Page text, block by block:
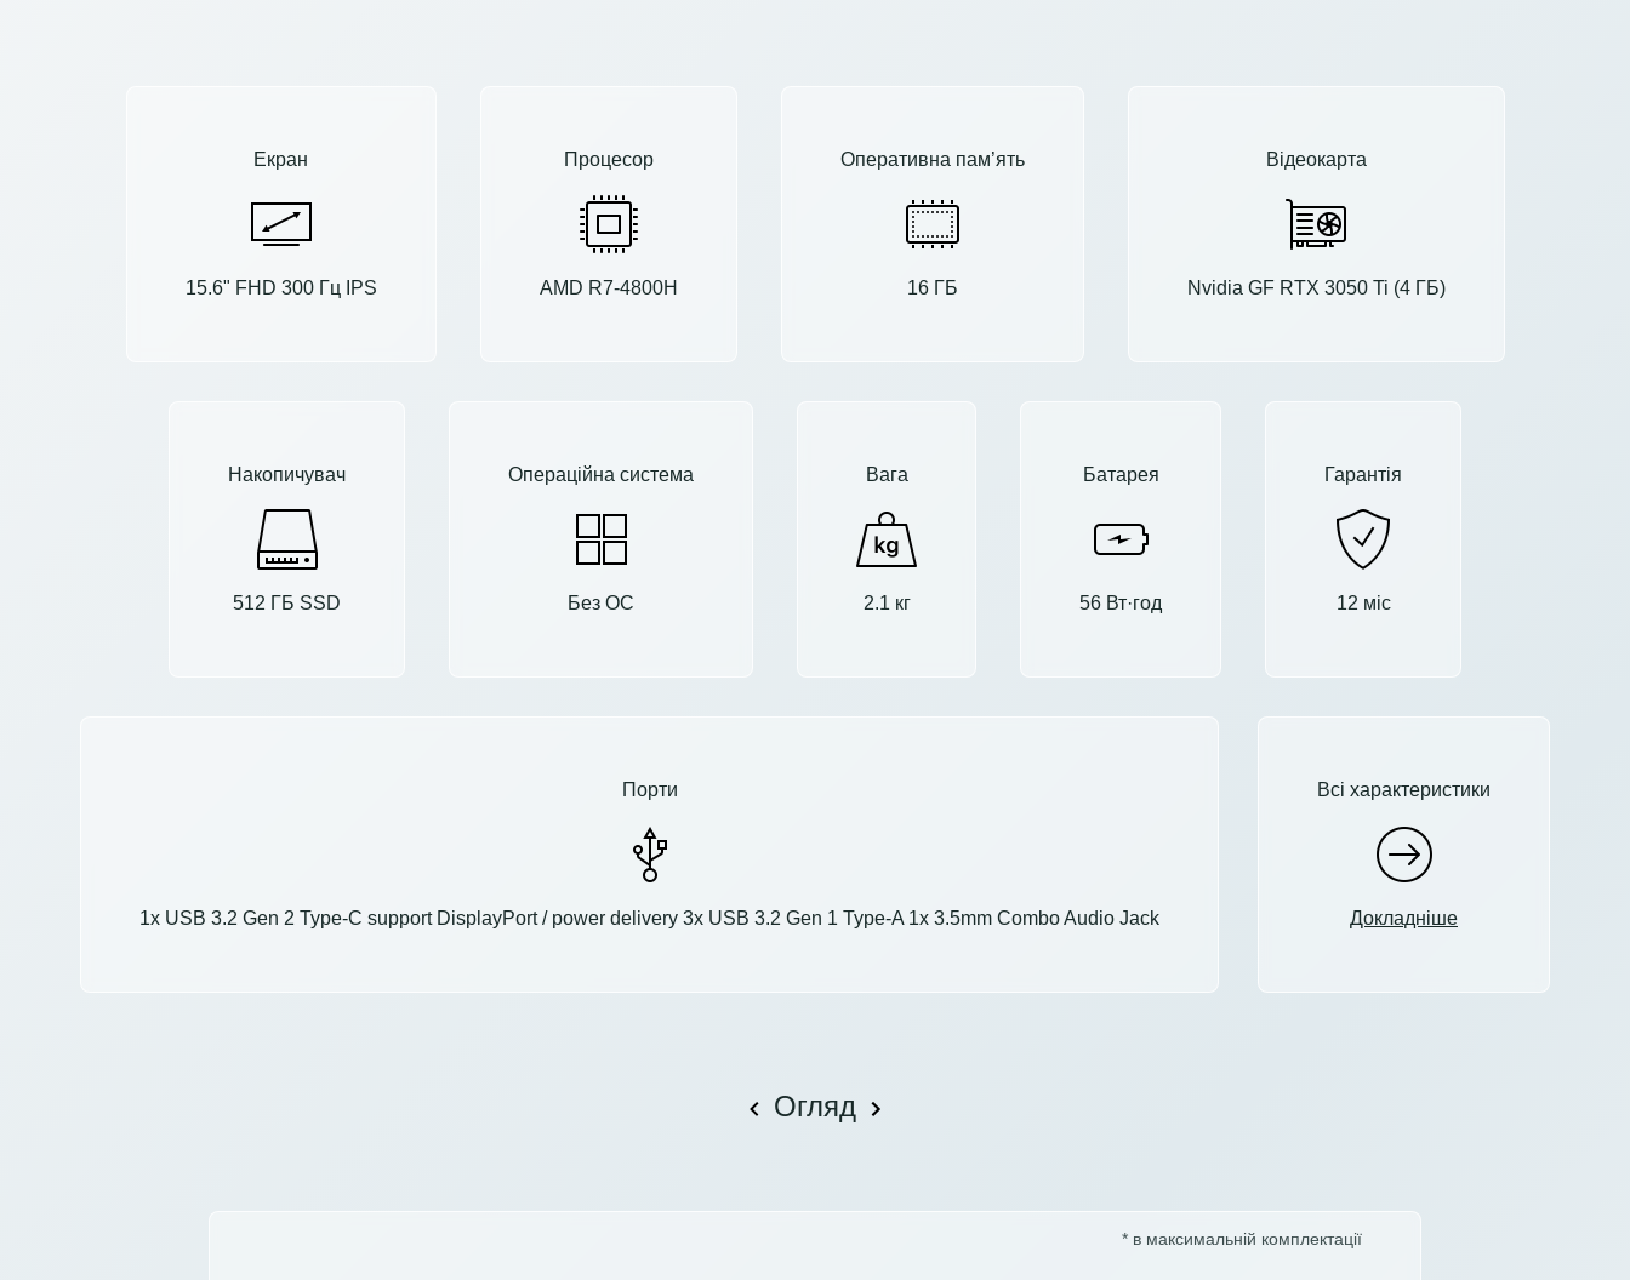
Екран
15.6" FHD 300 Гц IPS
Процесор
AMD R7-4800H
Оперативна пам’ять
16 ГБ
Відеокарта
Nvidia GF RTX 3050 Ti (4 ГБ)
Накопичувач
512 ГБ SSD
Операційна система
Без ОС
Вага
2.1 кг
Батарея
56 Вт·год
Гарантія
12 міс
Порти
1x USB 3.2 Gen 2 Type-C support DisplayPort / power delivery 3x USB 3.2 Gen 1 Type-A 1x 3.5mm Combo Audio Jack
Всі характеристики
Докладніше
Огляд
* в максимальній комплектації